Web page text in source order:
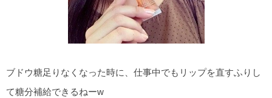
ブドウ糖足りなくなった時に、仕事中でもリップを直すふりし
て糖分補給できるねーw